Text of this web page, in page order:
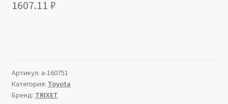
1607.11 ₽
Артикул: a-160751
Категория: Toyota
Бренд: TRIXET